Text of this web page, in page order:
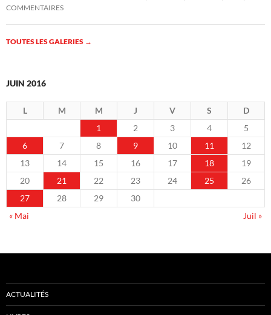
COMMENTAIRES
TOUTES LES GALERIES →
JUIN 2016
L M M J V S
D
1
2 3 4
5
6
7 8 9 10 11
12
13
14 15 16 17 18
19
20
21 22 23 24 25
26
27
28 29
30
« Mai
Juil »
ACTUALITÉS